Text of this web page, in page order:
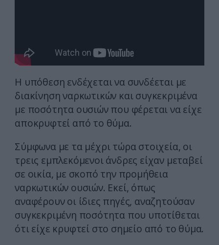
H υπόθεση ενδέχεται να συνδέεται με
διακίνηση ναρκωτικών και συγκεκριμένα
με ποσότητα ουσιών που φέρεται να είχε
αποκρυφτεί από το θύμα.
Σύμφωνα με τα μέχρι τώρα στοιχεία, οι
τρεις εμπλεκόμενοι άνδρες είχαν μεταβεί
σε οικία, με σκοπό την προμήθεια
ναρκωτικών ουσιών. Εκεί, όπως
αναφέρουν οι ίδιες πηγές, αναζητούσαν
συγκεκριμένη ποσότητα που υποτίθεται
ότι είχε κρυφτεί στο σημείο από το θύμα.